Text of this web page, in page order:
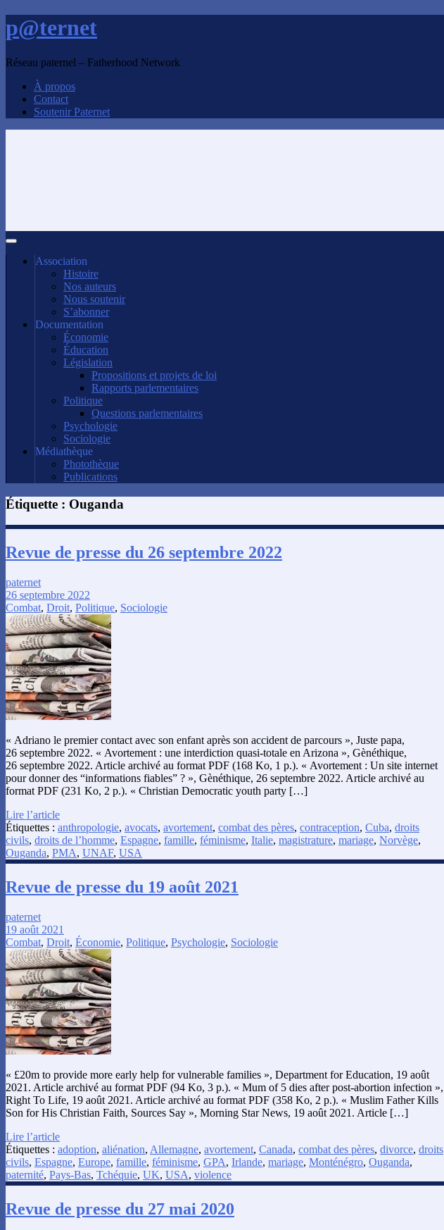
p@ternet
Réseau paternel – Fatherhood Network
À propos
Contact
Soutenir Paternet
Association
Histoire
Nos auteurs
Nous soutenir
S’abonner
Documentation
Économie
Éducation
Législation
Propositions et projets de loi
Rapports parlementaires
Politique
Questions parlementaires
Psychologie
Sociologie
Médiathèque
Photothèque
Publications
Étiquette : Ouganda
Revue de presse du 26 septembre 2022
paternet
26 septembre 2022
Combat, Droit, Politique, Sociologie
« Adriano le premier contact avec son enfant après son accident de parcours », Juste papa,
26 septembre 2022. « Avortement : une interdiction quasi-totale en Arizona », Gènéthique,
26 septembre 2022. Article archivé au format PDF (168 Ko, 1 p.). « Avortement : Un site internet
pour donner des “informations fiables” ? », Gènéthique, 26 septembre 2022. Article archivé au
format PDF (231 Ko, 2 p.). « Christian Democratic youth party […]
Lire l’article
Étiquettes : anthropologie, avocats, avortement, combat des pères, contraception, Cuba, droits
civils, droits de l’homme, Espagne, famille, féminisme, Italie, magistrature, mariage, Norvège,
Ouganda, PMA, UNAF, USA
Revue de presse du 19 août 2021
paternet
19 août 2021
Combat, Droit, Économie, Politique, Psychologie, Sociologie
« £20m to provide more early help for vulnerable families », Department for Education, 19 août
2021. Article archivé au format PDF (94 Ko, 3 p.). « Mum of 5 dies after post-abortion infection »,
Right To Life, 19 août 2021. Article archivé au format PDF (358 Ko, 2 p.). « Muslim Father Kills
Son for His Christian Faith, Sources Say », Morning Star News, 19 août 2021. Article […]
Lire l’article
Étiquettes : adoption, aliénation, Allemagne, avortement, Canada, combat des pères, divorce, droits
civils, Espagne, Europe, famille, féminisme, GPA, Irlande, mariage, Monténégro, Ouganda,
paternité, Pays-Bas, Tchéquie, UK, USA, violence
Revue de presse du 27 mai 2020